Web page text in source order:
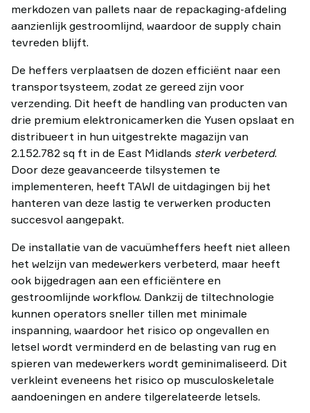
merkdozen van pallets naar de repackaging-afdeling
aanzienlijk gestroomlijnd, waardoor de supply chain
tevreden blijft.
De heffers verplaatsen de dozen efficiënt naar een
transportsysteem, zodat ze gereed zijn voor
verzending. Dit heeft de handling van producten van
drie premium elektronicamerken die Yusen opslaat en
distribueert in hun uitgestrekte magazijn van
2.152.782 sq ft in de East Midlands sterk verbeterd.
Door deze geavanceerde tilsystemen te
implementeren, heeft TAWI de uitdagingen bij het
hanteren van deze lastig te verwerken producten
succesvol aangepakt.
De installatie van de vacuümheffers heeft niet alleen
het welzijn van medewerkers verbeterd, maar heeft
ook bijgedragen aan een efficiëntere en
gestroomlijnde workflow. Dankzij de tiltechnologie
kunnen operators sneller tillen met minimale
inspanning, waardoor het risico op ongevallen en
letsel wordt verminderd en de belasting van rug en
spieren van medewerkers wordt geminimaliseerd. Dit
verkleint eveneens het risico op musculoskeletale
aandoeningen en andere tilgerelateerde letsels.